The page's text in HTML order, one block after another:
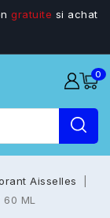
gratuite si achat
0
Aisselles
ML